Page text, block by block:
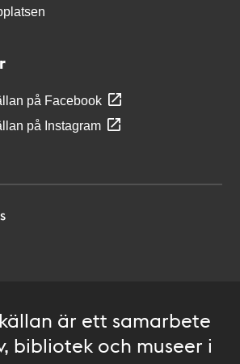
på Facebook
på Instagram
är ett samarbete
bibliotek och museer i